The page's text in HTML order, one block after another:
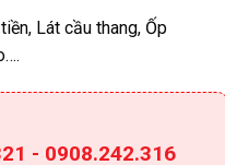
Lát cầu thang, Ốp
- 0908.242.316